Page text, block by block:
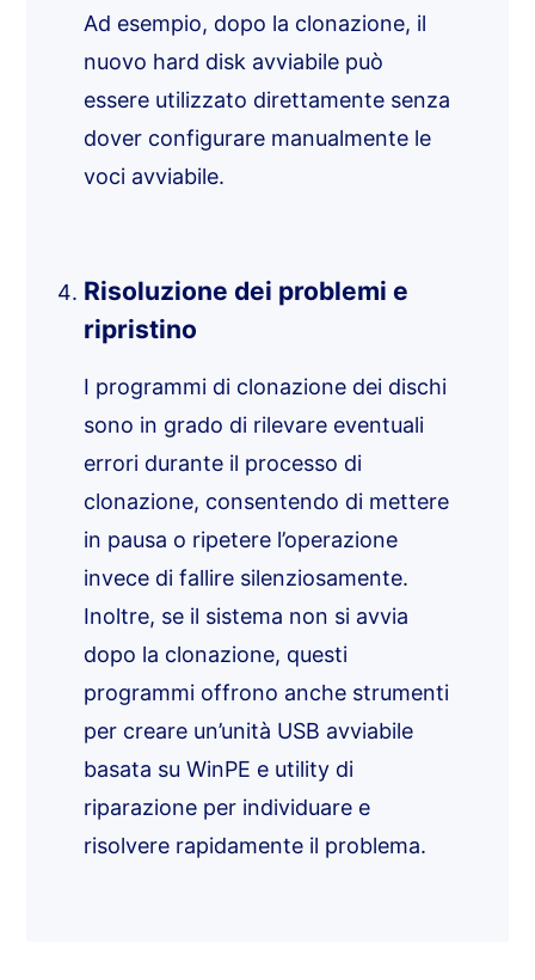
Ad esempio, dopo la clonazione, il
nuovo hard disk avviabile può
essere utilizzato direttamente senza
dover configurare manualmente le
voci avviabile.
Risoluzione dei problemi e
ripristino
I programmi di clonazione dei dischi
sono in grado di rilevare eventuali
errori durante il processo di
clonazione, consentendo di mettere
in pausa o ripetere l’operazione
invece di fallire silenziosamente.
Inoltre, se il sistema non si avvia
dopo la clonazione, questi
programmi offrono anche strumenti
per creare un’unità USB avviabile
basata su WinPE e utility di
riparazione per individuare e
risolvere rapidamente il problema.